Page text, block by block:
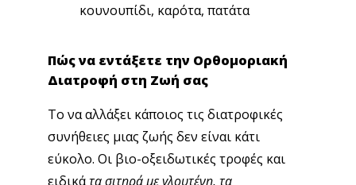
κουνουπίδι, καρότα, πατάτα
Πώς να εντάξετε την Ορθομοριακή
Διατροφή στη Ζωή σας
Το να αλλάξει κάποιος τις διατροφικές
συνήθειες μιας ζωής δεν είναι κάτι
εύκολο. Οι βιο-οξειδωτικές τροφές και
ειδικάτα σιτηρά με γλουτένη, τα